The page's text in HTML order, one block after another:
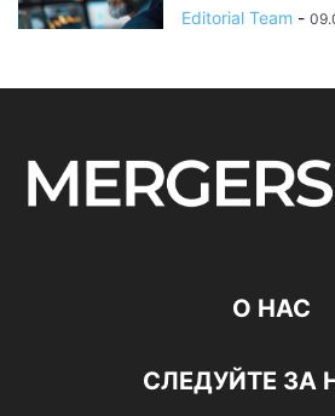
Editorial Team -
О НАС
СЛЕДУЙТЕ ЗА